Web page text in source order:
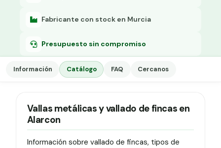
Fabricante con stock en Murcia
Presupuesto sin compromiso
Información Catálogo FAQ Cercanos
Vallas metálicas y vallado de fincas en
Alarcon
Información sobre vallado de fincas, tipos de